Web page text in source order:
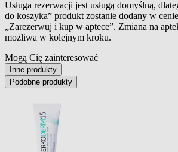
Usługa rezerwacji jest usługą domyślną,
do koszyka” produkt zostanie dodany w
„Zarezerwuj i kup w aptece”. Zmiana na
możliwa w kolejnym kroku.
Mogą Cię zainteresować
Inne produkty
Podobne produkty